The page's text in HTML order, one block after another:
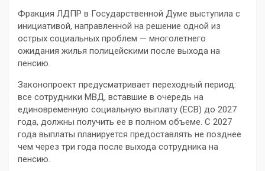
Фракция ЛДПР в Государственной Думе выступила с
инициативой, направленной на решение одной из
острых социальных проблем — многолетнего
ожидания жилья полицейскими после выхода на
пенсию.
Законопроект предусматривает переходный период:
все сотрудники МВД, вставшие в очередь на
единовременную социальную выплату (ЕСВ) до 2027
года, должны получить ее в полном объеме. С 2027
года выплаты планируется предоставлять не позднее
чем через три года после выхода сотрудника на
пенсию.